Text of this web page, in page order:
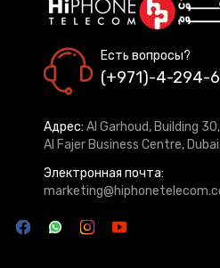
Есть вопросы?
(+971)-4-294-
Адрес: Al Garhoud, Building
Al Fajer Business Centre, Dubai.
Электронная почта: